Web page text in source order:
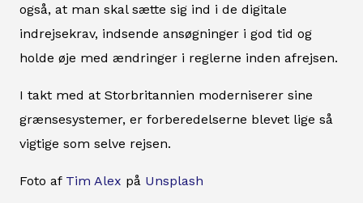
også, at man skal sætte sig ind i de digitale
indrejsekrav, indsende ansøgninger i god tid og
holde øje med ændringer i reglerne inden afrejsen.
I takt med at Storbritannien moderniserer sine
grænsesystemer, er forberedelserne blevet lige så
vigtige som selve rejsen.
Foto af Tim Alex på Unsplash